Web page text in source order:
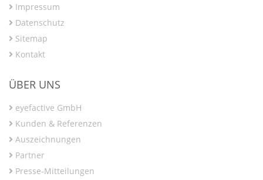
Impressum
Datenschutz
Sitemap
Kontakt
ÜBER UNS
eyefactive GmbH
Kunden & Referenzen
Auszeichnungen
Partner
Presse-Mitteilungen